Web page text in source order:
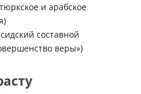
и арабское
составной
веры»)